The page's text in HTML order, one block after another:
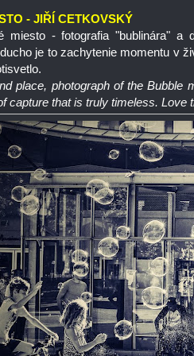
- JIŘÍ CETKOVSKÝ
miesto - fotografia "bublinára"
je to zachytenie momentu v
place, photograph of the Bubble
capture that is truly timeless. Love